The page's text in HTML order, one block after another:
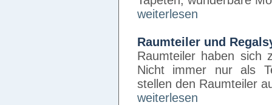
weiterlesen
Raumteiler und
Raumteiler haben sich
Nicht immer nur als
stellen den Raumteiler
weiterlesen